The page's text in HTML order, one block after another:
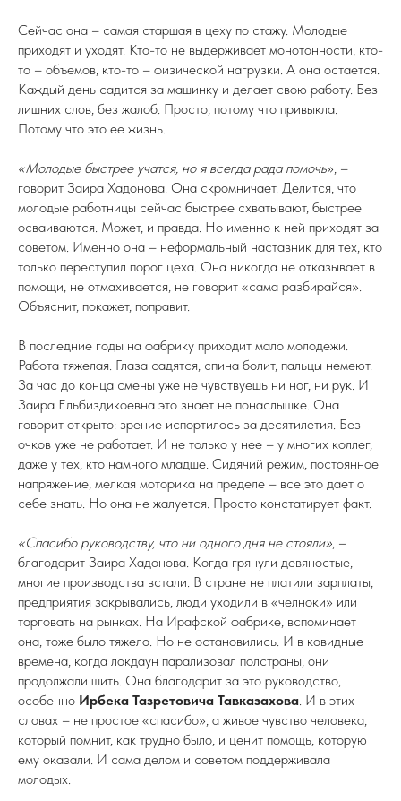
Сейчас она – самая старшая в цеху по стажу. Молодые
приходят и уходят. Кто-то не выдерживает монотонности, кто-
то – объемов, кто-то – физической нагрузки. А она остается.
Каждый день садится за машинку и делает свою работу. Без
лишних слов, без жалоб. Просто, потому что привыкла.
Потому что это ее жизнь.
«Молодые быстрее учатся, но я всегда рада помочь», –
говорит Заира Хадонова. Она скромничает. Делится, что
молодые работницы сейчас быстрее схватывают, быстрее
осваиваются. Может, и правда. Но именно к ней приходят за
советом. Именно она – неформальный наставник для тех, кто
только переступил порог цеха. Она никогда не отказывает в
помощи, не отмахивается, не говорит «сама разбирайся».
Объяснит, покажет, поправит.
В последние годы на фабрику приходит мало молодежи.
Работа тяжелая. Глаза садятся, спина болит, пальцы немеют.
За час до конца смены уже не чувствуешь ни ног, ни рук. И
Заира Ельбиздикоевна это знает не понаслышке. Она
говорит открыто: зрение испортилось за десятилетия. Без
очков уже не работает. И не только у нее – у многих коллег,
даже у тех, кто намного младше. Сидячий режим, постоянное
напряжение, мелкая моторика на пределе – все это дает о
себе знать. Но она не жалуется. Просто констатирует факт.
«Спасибо руководству, что ни одного дня не стояли», –
благодарит Заира Хадонова. Когда грянули девяностые,
многие производства встали. В стране не платили зарплаты,
предприятия закрывались, люди уходили в «челноки» или
торговать на рынках. На Ирафской фабрике, вспоминает
она, тоже было тяжело. Но не остановились. И в ковидные
времена, когда локдаун парализовал полстраны, они
продолжали шить. Она благодарит за это руководство,
особенно Ирбека Тазретовича Тавказахова. И в этих
словах – не простое «спасибо», а живое чувство человека,
который помнит, как трудно было, и ценит помощь, которую
ему оказали. И сама делом и советом поддерживала
молодых.